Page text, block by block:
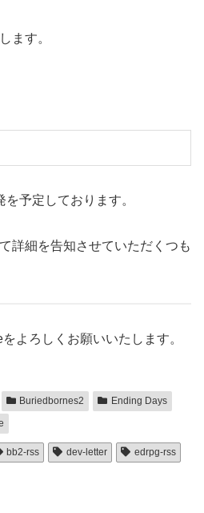
ます。
予定しております。
詳細を告知させていただくつも
よろしくお願いいたします。
Buriedbornes2
Ending Days
bb2-rss dev-letter
edrpg-rss